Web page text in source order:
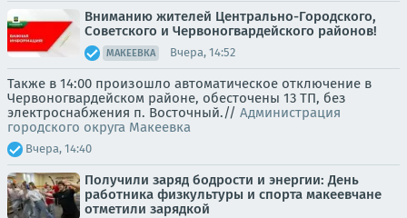
Вниманию жителей Центрально-Городского,
Советского и Червоногвардейского районов!
МАКЕЕВКА Вчера, 14:52
Также в 14:00 произошло автоматическое отключение в
Червоногвардейском районе, обесточены 13 ТП, без
электроснабжения п. Восточный.// Администрация
городского округа Макеевка
Вчера, 14:40
Получили заряд бодрости и энергии: День
работника физкультуры и спорта макеевчане
отметили зарядкой